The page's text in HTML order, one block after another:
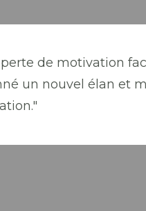
de motivation
un nouvel élan et